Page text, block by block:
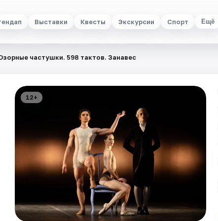
Выставки Квесты Экскурсии Спорт Ещё
частушки. 598 тактов. Занавес
12+